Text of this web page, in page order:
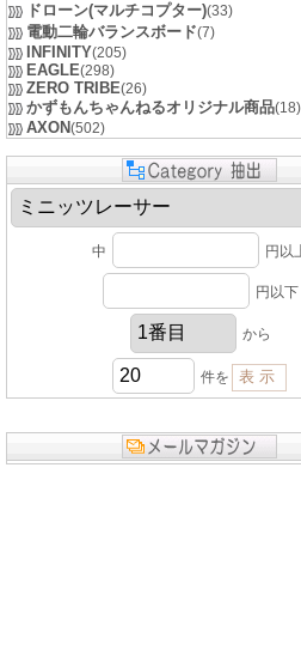
ドローン(マルチコプター)(33)
電動二輪バランスボード(7)
INFINITY(205)
EAGLE(298)
ZERO TRIBE(26)
かずもんちゃんねるオリジナル商品(18)
AXON(502)
中 円以
円以下
から
件を